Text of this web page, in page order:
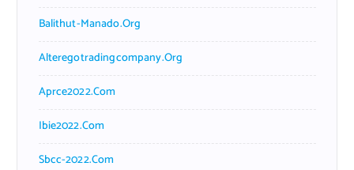
Balithut-Manado.org
Alteregotradingcompany.org
Aprce2022.com
Ibie2022.com
Sbcc-2022.com